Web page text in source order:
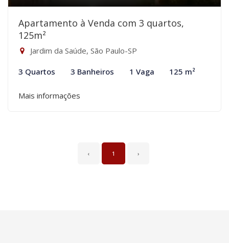
Apartamento à Venda com 3 quartos,
125m²
Jardim da Saúde, São Paulo-SP
3 Quartos 3 Banheiros 1 Vaga 125 m²
Mais informações
‹ 1 ›